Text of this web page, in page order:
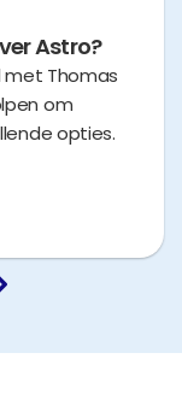
Astro?
met Thomas
om
opties.